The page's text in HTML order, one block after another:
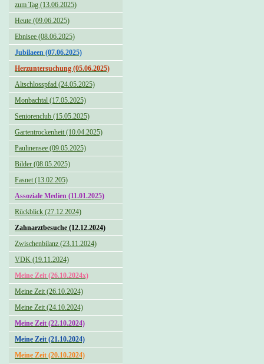
zum Tag (13.06.2025)
Heute (09.06.2025)
Ebnisee (08.06.2025)
Jubilaeen (07.06.2025)
Herzuntersuchung (05.06.2025)
Altschlosspfad (24.05.2025)
Monbachtal (17.05.2025)
Seniorenclub (15.05.2025)
Gartentrockenheit (10.04.2025)
Paulinensee (09.05.2025)
Bilder (08.05.2025)
Fasnet (13.02.205)
Assoziale Medien (11.01.2025)
Rückblick (27.12.2024)
Zahnarztbesuche (12.12.2024)
Zwischenbilanz (23.11.2024)
VDK (19.11.2024)
Meine Zeit (26.10.2024x)
Meine Zeit (26.10.2024)
Meine Zeit (24.10.2024)
Meine Zeit (22.10.2024)
Meine Zeit (21.10.2024)
Meine Zeit (20.10.2024)